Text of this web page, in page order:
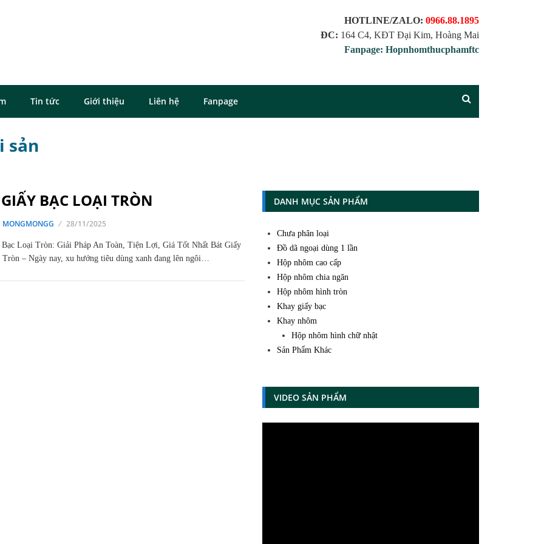
HOTLINE/ZALO: 0966.88.1895
ĐC: 164 C4, KĐT Đại Kim, Hoàng Mai
Fanpage: Hopnhomthucphamftc
Tin tức Giới thiệu Liên hệ Fanpage
sản
BẠC LOẠI TRÒN
MONGMONGG 28/11/2025
Loại Tròn: Giải Pháp An Toàn, Tiện Lợi, Giá Tốt Nhất Bát Giấy
Tròn – Ngày nay, xu hướng tiêu dùng xanh đang lên ngôi…
DANH MỤC SẢN PHẨM
Chưa phân loại
Đồ dã ngoại dùng 1 lần
Hộp nhôm cao cấp
Hộp nhôm chia ngăn
Hộp nhôm hình tròn
Khay giấy bạc
Khay nhôm
Hộp nhôm hình chữ nhật
Sản Phẩm Khác
VIDEO SẢN PHẨM